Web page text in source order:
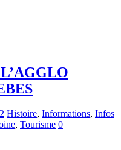
Histoire, Informations, Infos
, Tourisme 0